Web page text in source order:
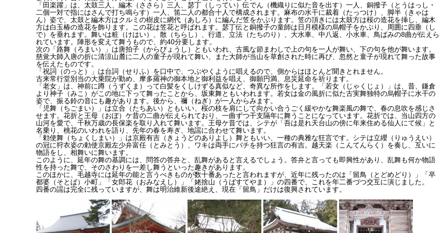
「田楽躍」は、太鼓三人、編木（ささら）三人、瑟丁（しってい）伝でん（機織りに似た音を出す）一人、銅撥子（とうはっし・
二個一対で指にはさんで打ち鳴らす）一人、笛二人の都合十人で構成されます。麻布の水干に裁着（たっつけ）、脚半（きゃは
ん）姿で、太鼓と編木方はクルミの樹皮に網代（あしろ）に編んだ笠をかぶります。笠の頂きには太鼓方は桜の造花を挿し、編木
方は白玉椿の造花を飾ります。この花は笠花と呼ばれます。瑟丁伝と銅撥子の童師は日月模様の烏帽子をかぶり、周囲に四垂（し
で）を垂れます。舞いは粧（けはい）、散（ちらし）、行道、立法（たちのり）、大水車、中八返、小水車、鳥ばみの8曲が伝えら
れています。陣形を変えて舞うもので、約40分要します。
次の「路舞（ろまい）」は唐拍子（からびょうし）ともいわれ、古風な節まわしで上の句を一人が舞い、下の句を他が舞います。
慈覚大師入唐の折に清涼山麓に二人の童子が現れて舞い、また大師が当山を草創された時に再び、忽然と童子が現れて舞った故事
を伝えたものです。
「祝詞（のっと）」は台詞（せりふ）を口中で、つぶやくように唱えるので、側からはほとんど聞きとれません。
古来常行堂別当の大乗院が勤め、摩多羅神の御本地と御利益を唱え、御願円満、息災延命を祈ります。
「老女」は、神前に蹲（うずくま）って白髪をくしけずる真似など、奇異な所作をします。「若女（じゃくじょ）」は、昔、鎌倉
より神子（みこ）がこの地に下って舞ったことから、坂東舞ともいわれます。若女は金の風折に似た古実舞独特の烏帽子に水干の
姿で、振る鈴の音にも趣があります。後から、禰（ねぎ）が一人からみます。
「児舞（ちごまい）」は立合（たちあい）ともいい、桜の枝を肩にして向かい合うごく緩やかな舞楽風の舞で、春の息吹を感じさ
せます。花折と王母（おぼ）ケ昔の二曲が伝えられており、一曲ずつ干支隔年に舞うことになっています。花折では、当山四方の
山河を愛で、千秋万歳の長保楽を取り入れて舞います。王母ケ昔では、シテが「吾は是れ天台山の傍に年来住める仙人にて候」と
名乗り、桃花のいわれを語り、先年の春を寿ぎ、地謡に合わせて舞います。
「勅使舞（ちょくしまい）」は京殿有吉（きょうどのありよし）舞ともいい、一種の典雅な狂言です。シテは立纓（りゅうえい）
の冠に狩衣姿の勅使京殿左少弁富任（とみとう）、ワキは両手にバチを持つ狂言の有吉。越天楽（こんてんらく）を奏し、互いに
物語をし、相舞いに舞います。
このように、延年の舞の基調には、問答の答弁と、乱舞があると言えるでしょう。答弁と言っても即興性があり、乱舞も何か物語
性を持った舞で、そのさわりを一差し舞うといった趣きがあります。
このほかに、毛越寺には延年の能と言うべきものが数十番あったと言われますが、近年に残ったのは「留鳥（とどめどり）」「卒
都婆（そとば）小町」「女郎花（おみなえし）」「姥捨山（うばすてやま）」の四番で、これを年二番づつ交互に演じました。
四番の謡は完全に残っていますが、舞は明治維新後途絶え、現在「留鳥」だけは復興されています。